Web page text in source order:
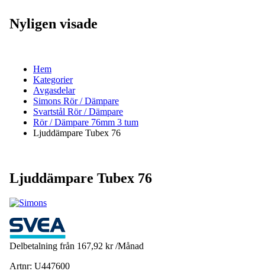
Nyligen visade
Hem
Kategorier
Avgasdelar
Simons Rör / Dämpare
Svartstål Rör / Dämpare
Rör / Dämpare 76mm 3 tum
Ljuddämpare Tubex 76
Ljuddämpare Tubex 76
Delbetalning från 167,92 kr /Månad
Artnr: U447600